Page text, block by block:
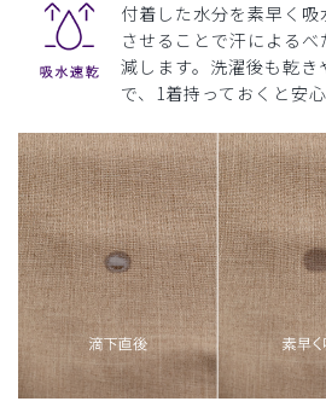
付着した水分を素早く吸
させることで汗によるべ
減します。洗濯後も乾き
で、1着持っておくと安心